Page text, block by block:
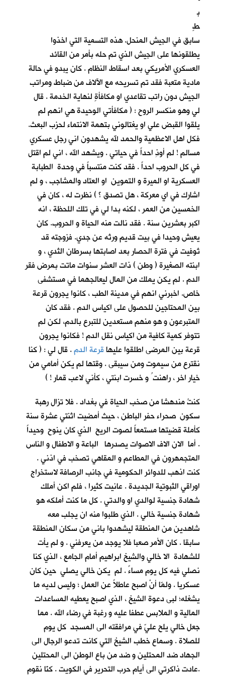
ب
طٍ
سابق في الجيش المنحل. هذه التسمية التي اخذوا
يطلقونها على الجيش الذي تم حله بأمر من القائد
العسكري الأمريكي بعد اسقاط النظام . كان يبدو في حالة
مادية متعبة فقد تم تسريحه مع الآلاف من ضباط ومراتب
الجيش دون راتب تقاعدي او مكافأةٍ لنهاية الخدمة . قال
لي وهو منكسر الروح : ( مكافأتي الوحيدة هي انهم لم
يلقوا القبض علي او يغتالوني بتهمة الانتماء لحزب البعث.
فكل اهل الاعظمية والحمد لله يشهدون اني رجل عسكري
مسالم ! لم أوذِ احداً في حياتي . ويشهد الله ، اني لم اقتل
في كل الحروب احداً . فقد كنت منتسباً في وحدة الطبابة
العسكرية او الميرة و التموين او العتاد والمشاجب ، و لم
اشارك في اي معركة ، هل تصدق ؟ ) نظرت له ، كان في
الخمسين من العمر ، لكنه بدا لي في تلك اللحظة ، انه
اكبر بعشرين سنة . فقد نالت منه الحياة و الحروب. كان
يعيش وحيدا في بيت قديم ورثه عن جدي. فزوجته قد
تُوفيت في فترة الحصار بعد اصابتها بسرطان الثدي ، و
ابنته الصغيرة ( وطن ) ذات العشر سنوات ماتت بمرض فقر
الدم . لم يكن يملك من المال ليعالجهما في مستشفى
خاص. اخبرني انهم في مدينة الطب ، كانوا يجرون قرعة
بين المحتاجين للحصول على اكياس الدم . فقد كان
المتبرعون و هو منهم مستعدين للتبرع بالدم، لكن لم
تتوفر كمية كافية من اكياس نقل الدم ! فكانوا يجرون
قرعة بين المرضى اطلقوا عليهاقرعة الدم. قال لي : ( كنا
نقترع من سيموت ومن سيبقى . وقتها لم يكن أمامي من
خيار اخر ، راهنت ُ و خسرت ابنتي ، كأني لاعب قمار ! )
كنتُ مندهشا من صخب الحياة في بغداد . فلا تزال رهبة
سكون صحراء حفر الباطن ، حيث أمضيت اثنتي عشرة سنة
كأملة قضيتها مستمعاً لصوت الريح الذي كان ينوح وحيداً
. أما الان الاف الاصوات يصدرها الباعة و الاطفال و الناس
المتجمهرون في المطاعم و المقاهي تصخب في اذني .
كنت اذهب للدوائر الحكومية في جانب الرصافة لاستخراج
اوراقي الثبوتية الجديدة . عانيت كثيرا ، فلم اكن أملك
شهادة جنسية لوالدي او والدتي . كل ما كنت أملكه هو
شهادة جنسية خالي . الذي طلبوا منه ان يجلب معه
شاهدين من المنطقة ليشهدوا باني من سكان المنطقة
سابقا . كان الأمر صعبا فلا يوجد من يعرفني . و لم يأت
للشهادة الا خالي والشيخ ابراهيم أمام الجامع ، الذي كنا
نصلي فيه كل يوم مساءً . لم يكن خالي يصلي حين كان
عسكريا . ولمّا أنْ اصبح عاطلاً عن العمل ؛ وليس لديه ما
يشغله؛ لبى دعوة الشيخ ، الذي اصبح يعطيه المساعدات
المالية و الملابس عطفا عليه و رغبة في رضاء الله . مما
جعل خالي يلح عليّ في مرافقته الى المسجد كل يوم
للصلاة . وسماع خطب الشيخ التي كانت تدعو الرجال الى
الجهاد ضد المحتلين و ضد من باع الوطن الى المحتلين
.عادت ذاكرتي الى أيام حرب التحرير في الكويت . كنّا نقوم